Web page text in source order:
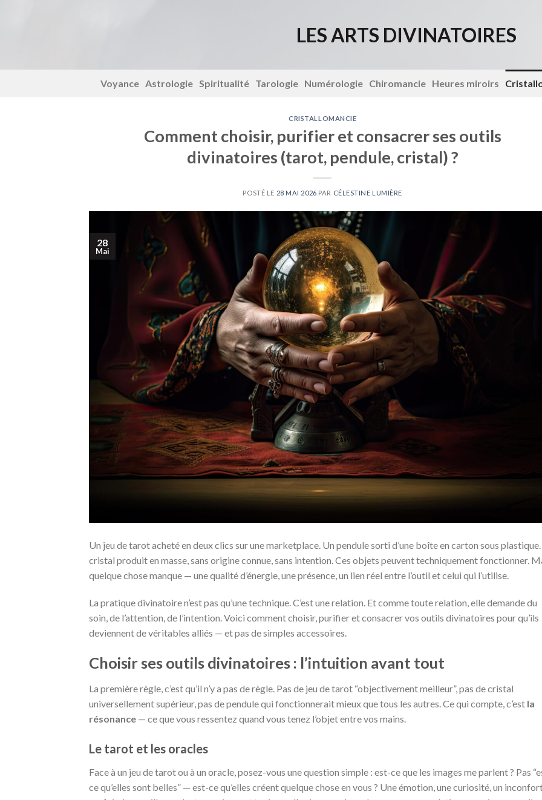
LES ARTS DIVINATOIRES
Voyance Astrologie Spiritualité Tarologie Numérologie Chiromancie Heures miroirs
CRISTALLOMANCIE
Comment choisir, purifier et consacrer ses outils
divinatoires (tarot, pendule, cristal) ?
POSTÉ LE 28 MAI 2026 PAR CÉLESTINE LUMIÈRE
28
Mai
Un jeu de tarot acheté en deux clics sur une marketplace. Un pendule sorti d’une boîte en carton sous
cristal produit en masse, sans origine connue, sans intention. Ces objets peuvent techniquement fonctionner.
quelque chose manque — une qualité d’énergie, une présence, un lien réel entre l’outil et celui qui l’utilise.
La pratique divinatoire n’est pas qu’une technique. C’est une relation. Et comme toute relation, elle demande du
soin, de l’attention, de l’intention. Voici comment choisir, purifier et consacrer vos outils divinatoires pour qu’ils
deviennent de véritables alliés — et pas de simples accessoires.
Choisir ses outils divinatoires : l’intuition avant tout
La première règle, c’est qu’il n’y a pas de règle. Pas de jeu de tarot “objectivement meilleur”, pas de cristal
universellement supérieur, pas de pendule qui fonctionnerait mieux que tous les autres. Ce qui compte, c’est la
résonance — ce que vous ressentez quand vous tenez l’objet entre vos mains.
Le tarot et les oracles
Face à un jeu de tarot ou à un oracle, posez-vous une question simple : est-ce que les images me parlent ? Pas
ce qu’elles sont belles” — est-ce qu’elles créent quelque chose en vous ? Une émotion, une curiosité, un